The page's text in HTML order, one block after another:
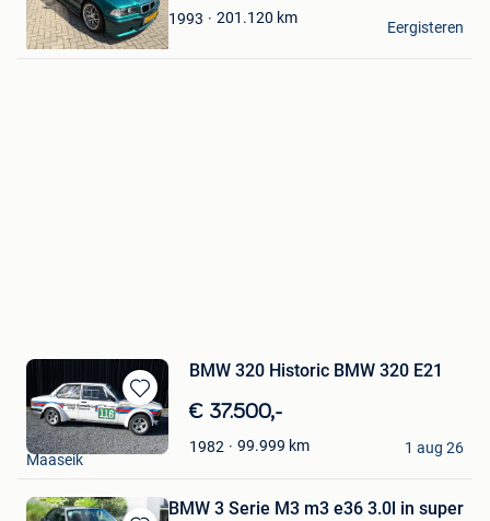
1993 201.120 km
marco
Antwerpen
Eergisteren
Bewaren
in
Mijn
BMW 320 Historic BMW 320 E21
€ 37.500,-
1982 99.999 km
Garage Lambers
Maaseik
1 aug 26
BMW 3 Serie M3 m3 e36 3.0l in super